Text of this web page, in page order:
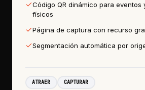
Código QR dinámico para eventos
físicos
Página de captura con recurso
Segmentación automática por
ATRAER CAPTURAR